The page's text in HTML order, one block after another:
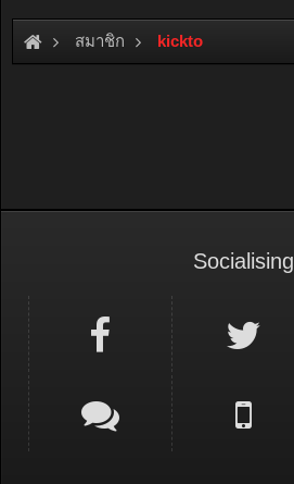
สมาชิก kickto
Socialising